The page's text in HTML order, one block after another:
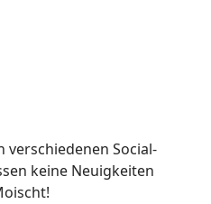
verschiedenen Social-
keine Neuigkeiten